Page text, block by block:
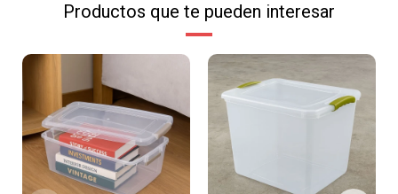
Productos que te pueden interesar